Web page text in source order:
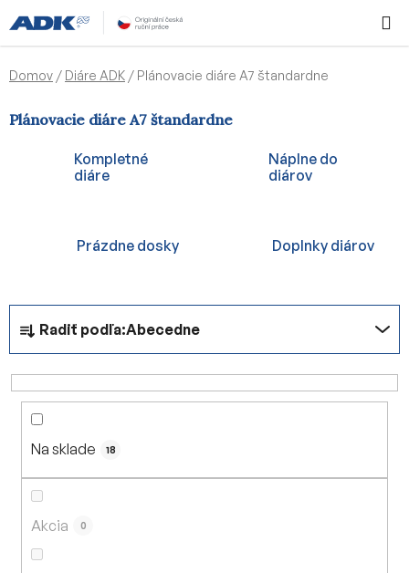
na
obsah
KOŠÍK
Domov / Diáre ADK / Plánovacie diáre A7 štandardne
Plánovacie diáre A7 štandardne
Kompletné
diáre
Náplne do
diárov
Prázdne dosky Doplnky diárov
R
d
e
n
Radiť podľa:Abecedne
Na sklade 18
Akcia 0